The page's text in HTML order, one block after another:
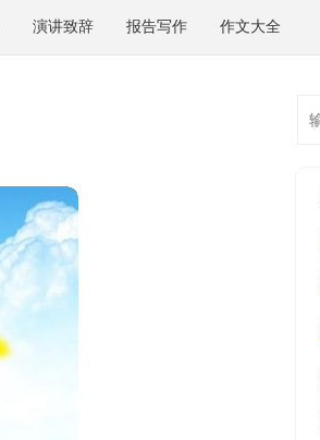
演讲致辞 报告写作 作文大全